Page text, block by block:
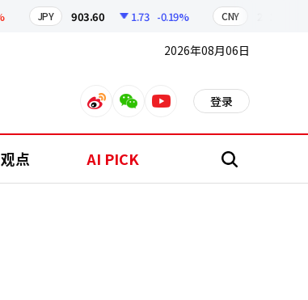
JPY 903.60 1.73 -0.19% CNY 211.00
2026年08月06日
weiboweixinyoutube 登录
观点 AI PICK 搜